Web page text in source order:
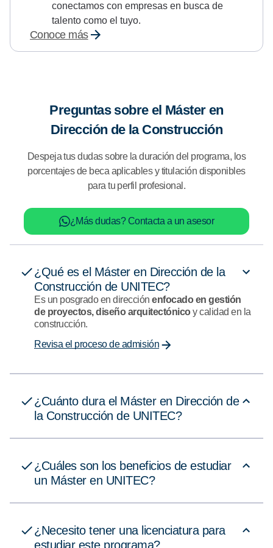
conectamos con empresas en busca de
talento como el tuyo.
Conoce más
Preguntas sobre el Máster en
Dirección de la Construcción
Despeja tus dudas sobre la duración del programa, los
porcentajes de beca aplicables y titulación disponibles
para tu perfil profesional.
¿Más dudas? Contacta a un asesor
¿Qué es el Máster en Dirección de la
Construcción de UNITEC?
Es un posgrado en dirección enfocado en gestión
de proyectos, diseño arquitectónicoy calidad en la
construcción.
Revisa el proceso de admisión
¿Cuánto dura el Máster en Dirección de
la Construcción de UNITEC?
¿Cuáles son los beneficios de estudiar
un Máster en UNITEC?
¿Necesito tener una licenciatura para
estudiar este programa?